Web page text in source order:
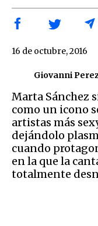
Giovanni
16 de octubre, 2016
Marta Sánchez
como un icono
artistas más
dejándolo
cuando
en la que la
totalmente